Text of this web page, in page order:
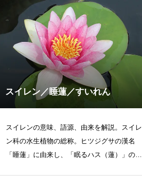
スイレン／睡蓮／すいれん
スイレンの意味、語源、由来を解説。スイレ
ン科の水生植物の総称。ヒツジグサの漢名
「睡蓮」に由来し、「眠るハス（蓮）」の